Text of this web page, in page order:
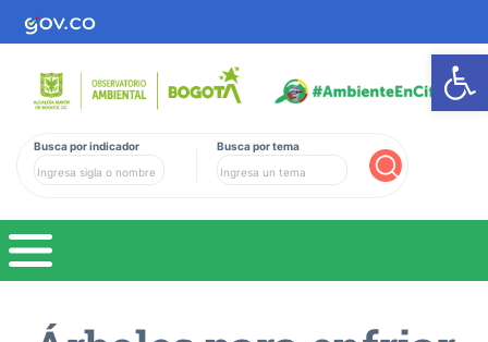
Busca por indicador Busca por tema